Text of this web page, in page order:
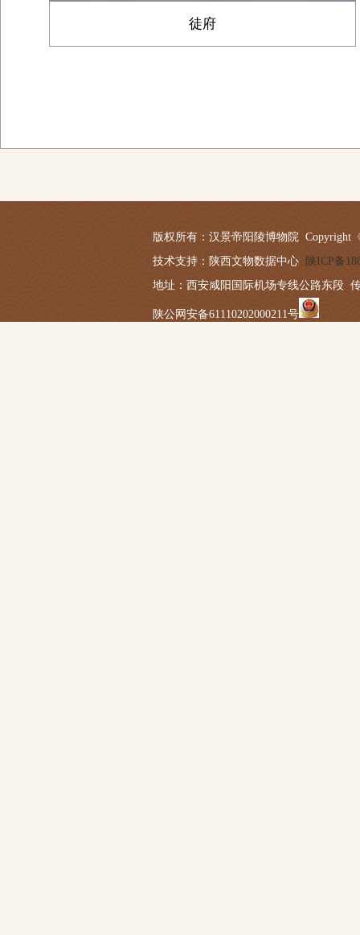
徒府
版权所有：汉景帝阳陵博物院 Copyright
技术支持：陕西文物数据中心 陕ICP备
地址：西安咸阳国际机场专线公路东段
陕公网安备61110202000211号